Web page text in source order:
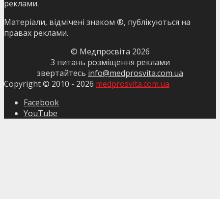
реклами.
Матеріали, відмічені знаком ®, публікуються на
правах реклами.
© Медпросвіта 2026
З питань розміщення реклами
звертайтесь info@medprosvita.com.ua
Copyright © 2010 - 2026 medprosvita.com.ua
Facebook
YouTube